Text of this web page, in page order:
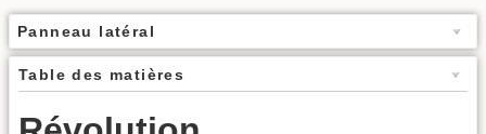
Panneau latéral
Table des matières